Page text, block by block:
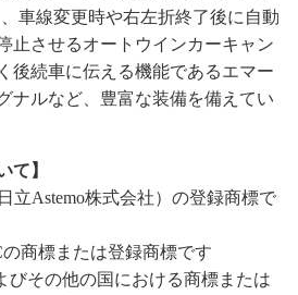
車線変更時や右左折終了後に自動
止させるオートウインカーキャン
後続車に伝える機能であるエマー
ナルなど、豊富な装備を備えてい
て】
立Astemo株式会社）の登録商標で
商標または登録商標です
びその他の国における商標または